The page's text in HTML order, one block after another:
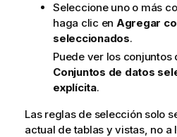
Seleccione uno o más
haga clic en Agregar
seleccionados.
Puede ver los
Conjuntos de datos
explícita.
Las reglas de selección solo
actual de tablas y vistas, no a